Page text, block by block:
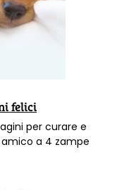
felici
per curare e
al proprio amico a 4 zampe